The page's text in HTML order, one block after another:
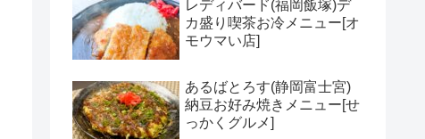
レディバード(福岡飯塚)デ
カ盛り喫茶お冷メニュー[オ
モウマい店]
あるばとろす(静岡富士宮)
納豆お好み焼きメニュー[せ
っかくグルメ]